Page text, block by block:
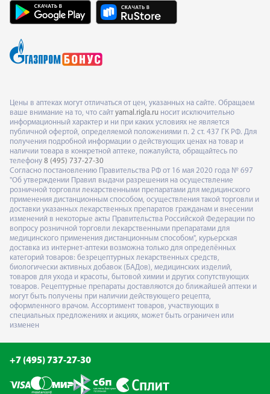
Цены в аптеках могут отличаться от цен, указанных на сайте. Обращаем
ваше внимание на то, что сайт yamal.rigla.ru носит исключительно
информационный характер и ни при каких условиях не является
публичной офертой, определяемой положениями п. 2 ст. 437 ГК РФ. Для
получения подробной информации о действующих ценах на товар и
наличии товара в конкретной аптеке, пожалуйста, обращайтесь по
телефону 8 (495) 737-27-30
Согласно постановлению Правительства РФ от 16 мая 2020 года № 697
"Об утверждении Правил выдачи разрешения на осуществление
розничной торговли лекарственными препаратами для медицинского
применения дистанционным способом, осуществления такой торговли и
доставки указанных лекарственных препаратов гражданам и внесении
изменений в некоторые акты Правительства Российской Федерации по
вопросу розничной торговли лекарственными препаратами для
медицинского применения дистанционным способом", курьерская
доставка из интернет-аптеки возможна только для определённых
категорий товаров: безрецептурных лекарственных средств,
биологически активных добавок (БАДов), медицинских изделий,
товаров для ухода и красоты, бытовой химии и других сопутствующих
товаров. Рецептурные препараты доставляются до ближайшей аптеки и
могут быть получены при наличии действующего рецепта,
оформленного врачом. Ассортимент товаров, участвующих в
специальных предложениях и акциях, может быть ограничен или
изменен
+7 (495) 737-27-30